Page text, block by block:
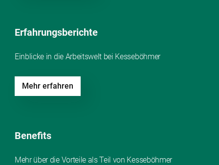
Erfahrungsberichte
Einblicke in die Arbeitswelt bei Kesseböhmer
Mehr erfahren
Benefits
Mehr über die Vorteile als Teil von Kesseböhmer